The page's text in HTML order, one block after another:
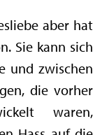
aber hat
Sie kann sich
und zwischen
die vorher
waren,